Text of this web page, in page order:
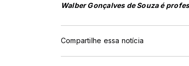
Walber Gonçalves de Souza é
Compartilhe essa notícia